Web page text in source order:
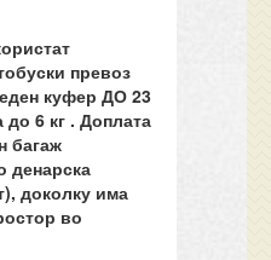
превоз
куфер ДО 23
до 6 кг . Доплата
багаж
денарска
доколку има
во